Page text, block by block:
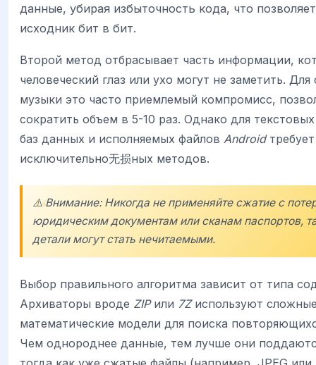
данные, убирая избыточность кода, что
исходник бит в бит.
Второй метод отбрасывает часть информации,
человеческий глаз или ухо могут не заметить.
музыки это часто приемлемый компромисс,
сократить объем в 5-10 раз. Однако для
баз данных и исполняемых файлов Android
исключительно无损ных методов.
⚠️ Внимание: Никогда не применяйте сжатие с
юридическим документам или сканам паспортов,
детали могут стать нечитаемыми.
Выбор правильного алгоритма зависит от типа
Архиваторы вроде ZIPили 7Zиспользуют
математические модели для поиска
Чем однороднее данные, тем лучше они